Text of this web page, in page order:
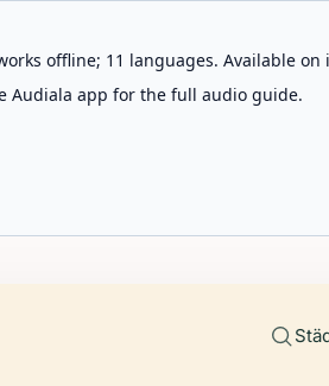
offline; 11 languages. Available on
Audiala app for the full audio guide.